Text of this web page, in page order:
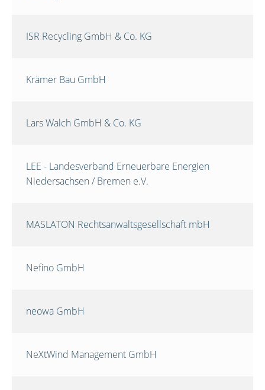
ISR Recycling GmbH & Co. KG
Krämer Bau GmbH
Lars Walch GmbH & Co. KG
LEE - Landesverband Erneuerbare Energien
Niedersachsen / Bremen e.V.
MASLATON Rechtsanwaltsgesellschaft mbH
Nefino GmbH
neowa GmbH
NeXtWind Management GmbH